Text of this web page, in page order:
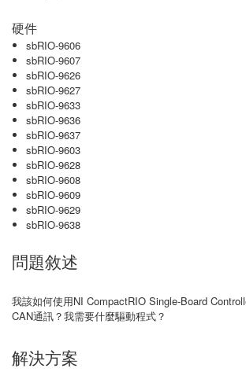
硬件
sbRIO-9606
sbRIO-9607
sbRIO-9626
sbRIO-9627
sbRIO-9633
sbRIO-9636
sbRIO-9637
sbRIO-9603
sbRIO-9628
sbRIO-9608
sbRIO-9609
sbRIO-9629
sbRIO-9638
問題敘述
我該如何使用NI CompactRIO Single‐Board
CAN通訊？我需要什麼驅動程式？
解決方案